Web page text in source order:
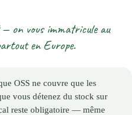
on vous immatricule au
en Europe.
OSS ne couvre que les
vous détenez du stock sur
reste obligatoire — même